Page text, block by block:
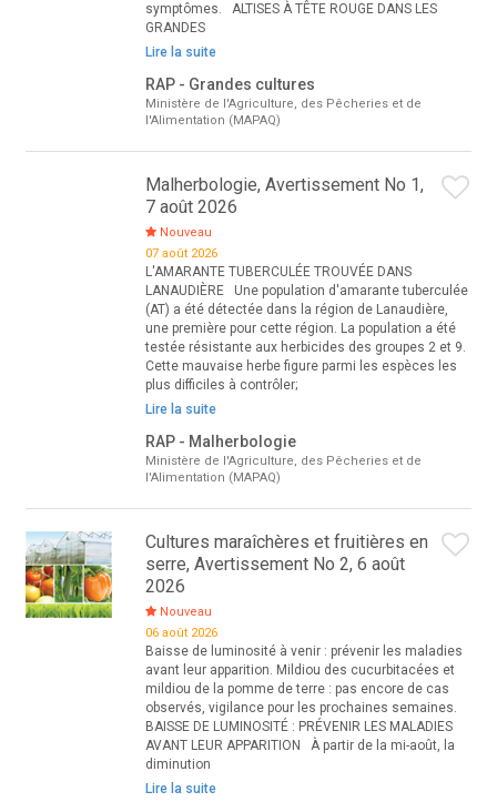
symptômes. ALTISES À TÊTE ROUGE DANS LES
GRANDES
Lire la suite
RAP - Grandes cultures
Ministère de l'Agriculture, des Pêcheries et de
l'Alimentation (MAPAQ)
Malherbologie, Avertissement No 1,
7 août 2026
Nouveau
07 août 2026
L'AMARANTE TUBERCULÉE TROUVÉE DANS
LANAUDIÈRE Une population d'amarante tuberculée
(AT) a été détectée dans la région de Lanaudière,
une première pour cette région. La population a été
testée résistante aux herbicides des groupes 2 et 9.
Cette mauvaise herbe figure parmi les espèces les
plus difficiles à contrôler;
Lire la suite
RAP - Malherbologie
Ministère de l'Agriculture, des Pêcheries et de
l'Alimentation (MAPAQ)
Cultures maraîchères et fruitières en
serre, Avertissement No 2, 6 août
2026
Nouveau
06 août 2026
Baisse de luminosité à venir : prévenir les maladies
avant leur apparition. Mildiou des cucurbitacées et
mildiou de la pomme de terre : pas encore de cas
observés, vigilance pour les prochaines semaines.
BAISSE DE LUMINOSITÉ : PRÉVENIR LES MALADIES
AVANT LEUR APPARITION À partir de la mi-août, la
diminution
Lire la suite